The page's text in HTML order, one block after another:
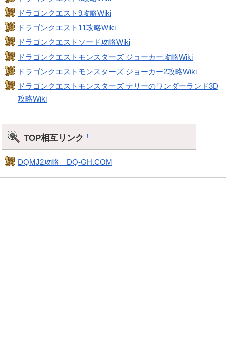
ドラゴンクエスト9攻略Wiki
ドラゴンクエスト11攻略Wiki
ドラゴンクエストソード攻略Wiki
ドラゴンクエストモンスターズ ジョーカー攻略Wiki
ドラゴンクエストモンスターズ ジョーカー2攻略Wiki
ドラゴンクエストモンスターズ テリーのワンダーランド3D
攻略Wiki
TOP相互リンク†
DQMJ2攻略 DQ-GH.COM